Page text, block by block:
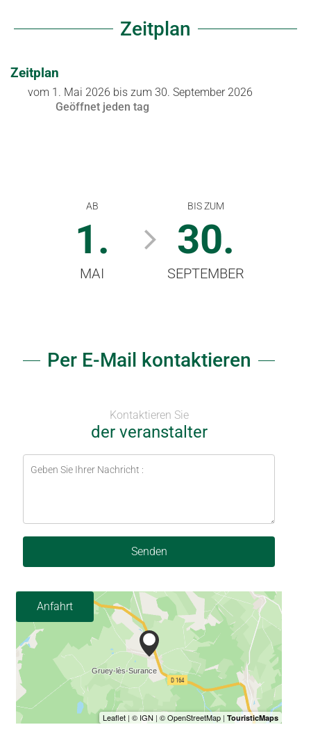
Zeitplan
Zeitplan
vom 1. Mai 2026 bis zum 30. September 2026
Geöffnet jeden tag
AB
1.
MAI
BIS ZUM
30.
SEPTEMBER
Per E-Mail kontaktieren
Kontaktieren Sie
der veranstalter
Senden
Anfahrt